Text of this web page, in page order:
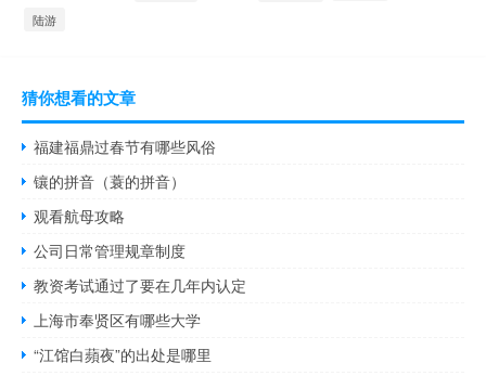
陆游
猜你想看的文章
福建福鼎过春节有哪些风俗
镶的拼音（蓑的拼音）
观看航母攻略
公司日常管理规章制度
教资考试通过了要在几年内认定
上海市奉贤区有哪些大学
“江馆白蘋夜”的出处是哪里